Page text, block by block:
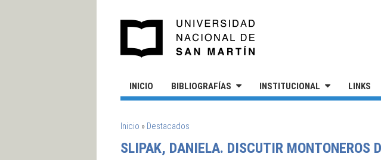
INICIO BIBLIOGRAFÍAS INSTITUCIONAL LINKS
SE ENCUENTRA USTED AQUÍ
Inicio » Destacados
SLIPAK, DANIELA. DISCUTIR MONTONEROS